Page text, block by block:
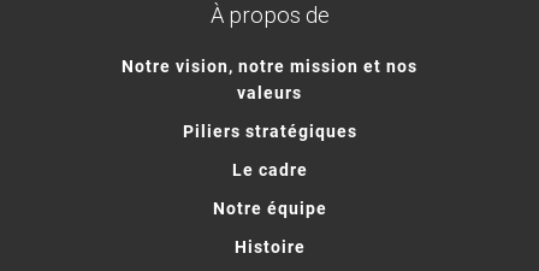
À propos de
Notre vision, notre mission et nos
valeurs
Piliers stratégiques
Le cadre
Notre équipe
Histoire